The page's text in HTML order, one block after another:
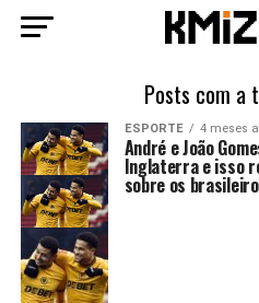
Posts com a
ESPORTE 4 meses
André e João
Inglaterra e isso
sobre os